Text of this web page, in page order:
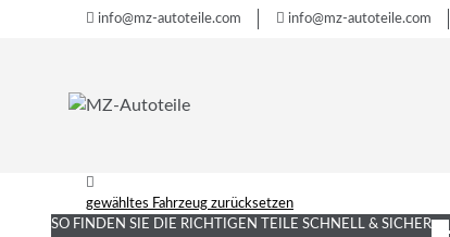
info@mz-autoteile.com info@mz-autoteile.com
gewähltes Fahrzeug zurücksetzen
SO FINDEN SIE DIE RICHTIGEN TEILE SCHNELL & SICHER